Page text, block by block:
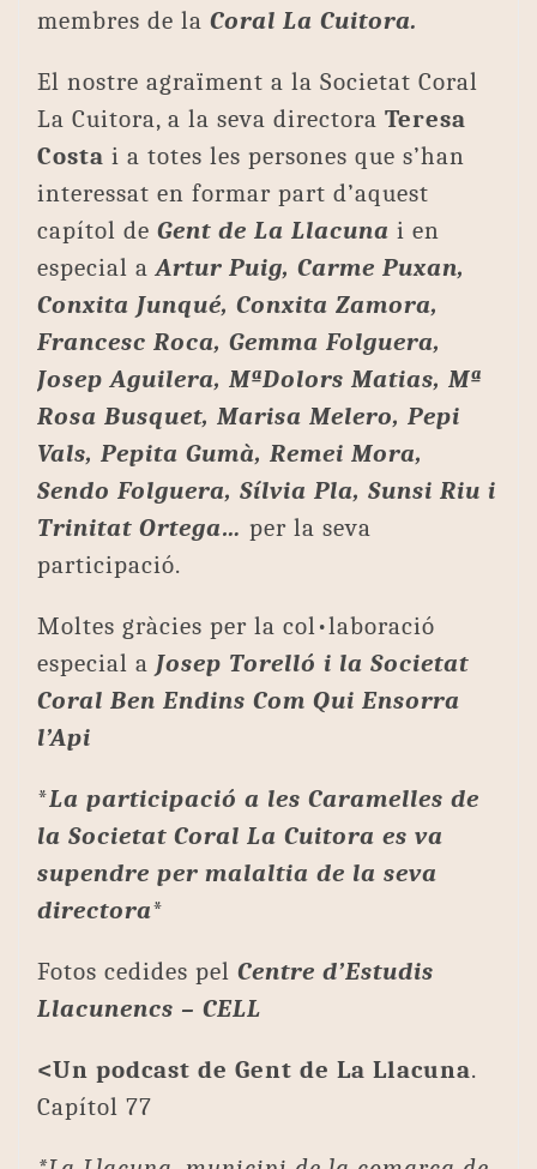
membres de la Coral La Cuitora.
El nostre agraïment a la Societat Coral
La Cuitora, a la seva directora Teresa
Costa i a totes les persones que s’han
interessat en formar part d’aquest
capítol de Gent de La Llacuna i en
especial aArtur Puig, Carme Puxan,
Conxita Junqué, Conxita Zamora,
Francesc Roca, Gemma Folguera,
Josep Aguilera, MªDolors Matias, Mª
Rosa Busquet, Marisa Melero, Pepi
Vals, Pepita Gumà, Remei Mora,
Sendo Folguera, Sílvia Pla, Sunsi Riu i
Trinitat Ortega… per la seva
participació.
Moltes gràcies per la col•laboració
especial a Josep Torelló i la Societat
Coral Ben Endins Com Qui Ensorra
l’Api
*La participació a les Caramelles de
la Societat Coral La Cuitora es va
supendre per malaltia de la seva
directora*
Fotos cedides pel Centre d’Estudis
Llacunencs – CELL
<Un podcast de Gent de La Llacuna.
Capítol 77